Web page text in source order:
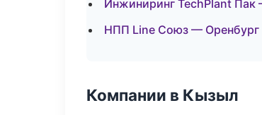
Инжиниринг TechPlant Пак
НПП Line Союз — Оренбург
Компании в Кызыл